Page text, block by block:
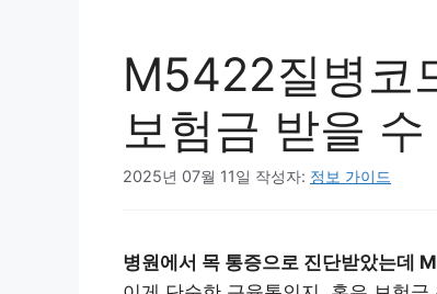
M5422질병코
보험금 받을
2025년 07월 11일 작성자: 정보 가이드
병원에서 목 통증으로 진단받았는데